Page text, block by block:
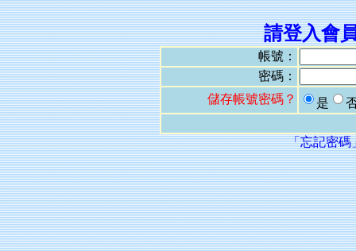
請登入會
帳號：
密碼：
儲存帳號密碼？
是
「忘記密碼